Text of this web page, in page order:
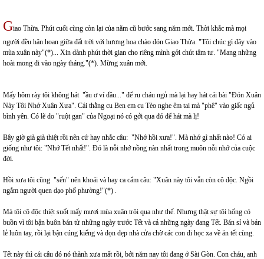
Giao Thừa. Phút cuối cùng còn lại của năm cũ bước sang năm mới. Thời khắc mà mọi
người đều hân hoan giữa đất trời với hương hoa chào đón Giao Thừa. "Tôi chúc gì đây vào
mùa xuân này"(*)... Xin dành phút thời gian cho riêng mình gởi chút tâm tư. "Mang những
hoài mong đi vào ngày tháng."(*). Mừng xuân mới.
Mấy hôm rày tôi không hát "ầu ơ ví dầu..." để ru cháu ngủ mà lại hay hát cái bài "Đón Xuân
Này Tôi Nhớ Xuân Xưa". Cái thằng cu Ben em cu Tèo nghe êm tai mà "phê" vào giấc ngủ
bình yên. Có lẽ do "ruột gan" của Ngoại nó có gởi qua đó để hát mà lị!
Bây giờ già già thiệt rồi nên cứ hay nhắc câu: "Nhớ hồi xưa!". Mà nhớ gì nhất nào! Có ai
giống như tôi: "Nhớ Tết nhất!". Đó là nỗi nhớ nồng nàn nhất trong muôn nỗi nhớ của cuộc
đời.
Hồi xưa tôi cũng "sến" nên khoái và hay ca cẩm câu: "Xuân này tôi vẫn còn cô độc. Ngồi
ngắm người quen dạo phố phường!"(*) .
Mà tôi cô độc thiệt suốt mấy mươi mùa xuân trôi qua như thế. Nhưng thật sự tôi hổng có
buồn vì tôi bận buôn bán từ những ngày trước Tết và cả những ngày đang Tết. Bán sỉ và bán
lẻ luôn tay, rồi lại bận cúng kiếng và dọn dẹp nhà cửa chờ các con đi học xa về ăn tết cùng.
Tết này thì cái câu đó nó thành xưa mất rồi, bởi năm nay tôi đang ở Sài Gòn. Con cháu, anh